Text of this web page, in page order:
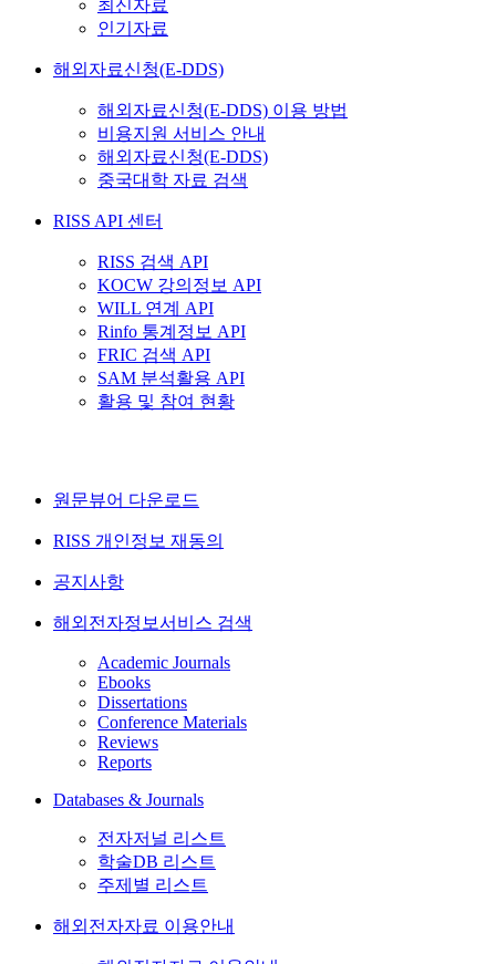
최신자료
인기자료
해외자료신청(E-DDS)
해외자료신청(E-DDS) 이용 방법
비용지원 서비스 안내
해외자료신청(E-DDS)
중국대학 자료 검색
RISS API 센터
RISS 검색 API
KOCW 강의정보 API
WILL 연계 API
Rinfo 통계정보 API
FRIC 검색 API
SAM 분석활용 API
활용 및 참여 현황
원문뷰어 다운로드
RISS 개인정보 재동의
공지사항
해외전자정보서비스 검색
Academic Journals
Ebooks
Dissertations
Conference Materials
Reviews
Reports
Databases & Journals
전자저널 리스트
학술DB 리스트
주제별 리스트
해외전자자료 이용안내